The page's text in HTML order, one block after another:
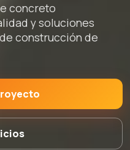
concreto
y soluciones
construcción de